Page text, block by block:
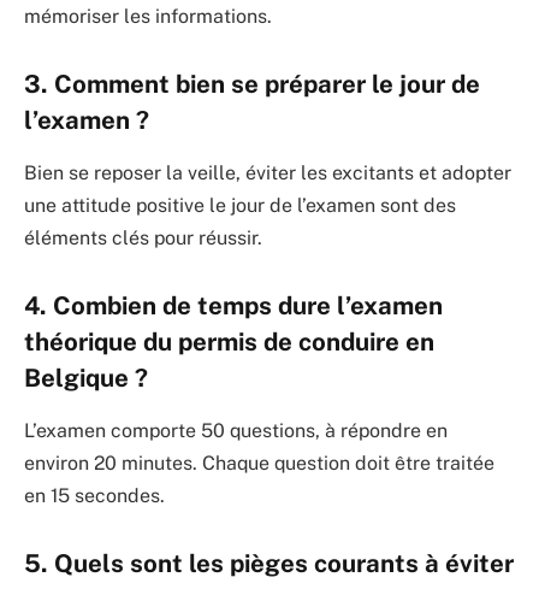
mémoriser les informations.
3. Comment bien se préparer le jour de
l’examen ?
Bien se reposer la veille, éviter les excitants et adopter
une attitude positive le jour de l’examen sont des
éléments clés pour réussir.
4. Combien de temps dure l’examen
théorique du permis de conduire en
Belgique ?
L’examen comporte 50 questions, à répondre en
environ 20 minutes. Chaque question doit être traitée
en 15 secondes.
5. Quels sont les pièges courants à éviter